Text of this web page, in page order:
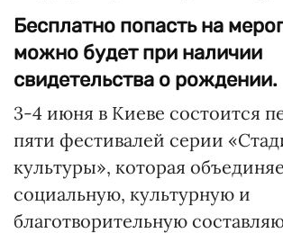
Бесплатно попасть на
можно будет при наличии
свидетельства о рождении.
3-4 июня в Киеве состоится
пяти фестивалей серии
культуры», которая
социальную, культурную и
благотворительную